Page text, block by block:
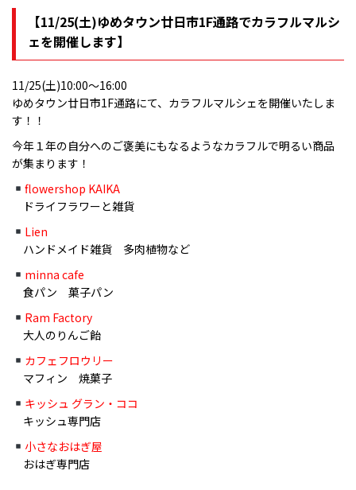
【11/25(土)ゆめタウン廿日市1F通路でカラフルマルシ
ェを開催します】
11/25(土)10:00〜16:00
ゆめタウン廿日市1F通路にて、カラフルマルシェを開催いたしま
す！！
今年１年の自分へのご褒美にもなるようなカラフルで明るい商品
が集まります！
flowershop KAIKA
ドライフラワーと雑貨
Lien
ハンドメイド雑貨 多肉植物など
minna cafe
食パン 菓子パン
Ram Factory
大人のりんご飴
カフェフロウリー
マフィン 焼菓子
キッシュ グラン・ココ
キッシュ専門店
小さなおはぎ屋
おはぎ専門店